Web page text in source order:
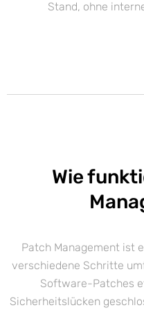
Stand, ohne
Wie
Patch Management ist
verschiedene Schritte
Software-Patches
Sicherheitslücken